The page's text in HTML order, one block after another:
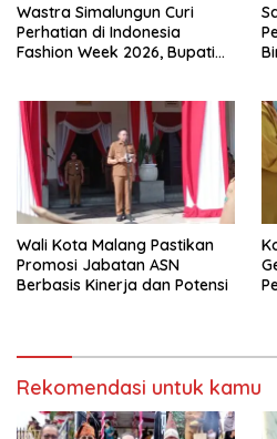
Wastra Simalungun Curi
Perhatian di Indonesia
Fashion Week 2026, Bupati
Wali Kota Malang Pastikan
Promosi Jabatan ASN
Berbasis Kinerja dan Potensi
Rekomendasi untuk kamu